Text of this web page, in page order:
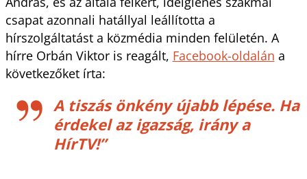
csapat azonnali hatállyal leállította a
hírszolgáltatást a közmédia minden felületén. A
hírre Orbán Viktor is reagált, Facebook-oldalán a
következőket írta:
A tiszás önkény újabb lépése. Ha
érdekel az igazság, irány a
HírTV!”